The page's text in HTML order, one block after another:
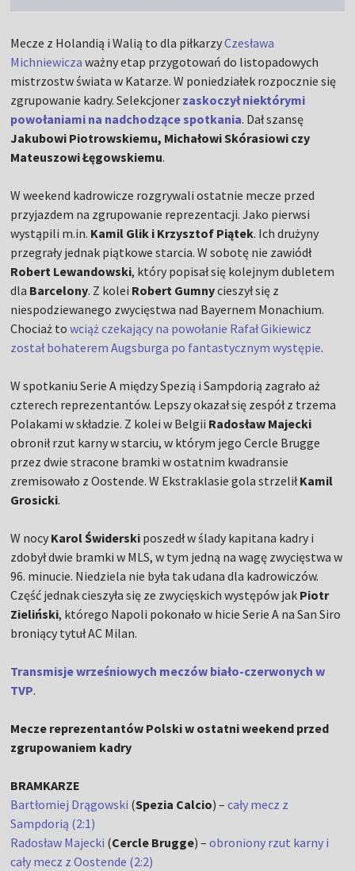
Mecze z Holandią i Walią to dla piłkarzyCzesława
Michniewicza ważny etap przygotowań do listopadowych
mistrzostw świata w Katarze. W poniedziałek rozpocznie się
zgrupowanie kadry. Selekcjoner zaskoczył niektórymi
powołaniami na nadchodzące spotkania. Dał szansę
Jakubowi Piotrowskiemu, Michałowi Skórasiowi czy
Mateuszowi Łęgowskiemu.
W weekend kadrowicze rozgrywali ostatnie mecze przed
przyjazdem na zgrupowanie reprezentacji. Jako pierwsi
wystąpili m.in. Kamil Glik i Krzysztof Piątek. Ich drużyny
przegrały jednak piątkowe starcia. W sobotę nie zawiódł
Robert Lewandowski, który popisał się kolejnym dubletem
dla Barcelony. Z kolei Robert Gumnycieszył się z
niespodziewanego zwycięstwa nad Bayernem Monachium.
Chociaż towciąż czekający na powołanie Rafał Gikiewicz
został bohaterem Augsburga po fantastycznym występie.
W spotkaniu Serie A między Spezią i Sampdorią zagrało aż
czterech reprezentantów. Lepszy okazał się zespół z trzema
Polakami w składzie. Z kolei w Belgii Radosław Majecki
obronił rzut karny w starciu, w którym jego Cercle Brugge
przez dwie stracone bramki w ostatnim kwadransie
zremisowało z Oostende. W Ekstraklasie gola strzeliłKamil
Grosicki.
W nocy Karol Świderski poszedł w ślady kapitana kadry i
zdobył dwie bramki w MLS, w tym jedną na wagę zwycięstwa w
96. minucie. Niedziela nie była tak udana dla kadrowiczów.
Część jednak cieszyła się ze zwycięskich występów jak Piotr
Zieliński, którego Napoli pokonało w hicie Serie A na San Siro
broniący tytuł AC Milan.
Transmisje wrześniowych meczów biało-czerwonych w
TVP.
Mecze reprezentantów Polski w ostatni weekend przed
zgrupowaniem kadry
BRAMKARZE
Bartłomiej Drągowski (Spezia Calcio) –cały mecz z
Sampdorią (2:1)
Radosław Majecki (Cercle Brugge) –obroniony rzut karny i
cały mecz z Oostende (2:2)